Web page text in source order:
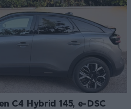
C4 Hybrid 145, e-DSC